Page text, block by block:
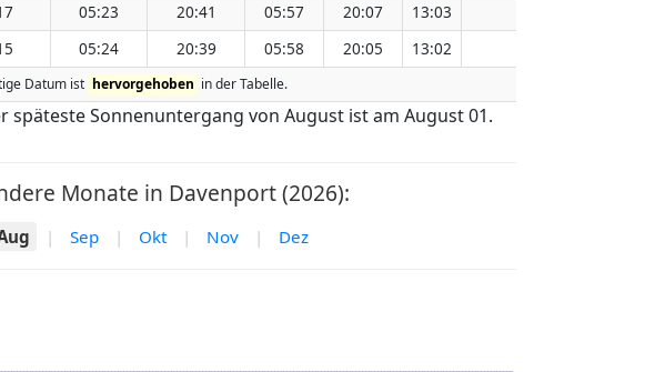
05:23 20:41 05:57 20:07 13:03
05:24 20:39 05:58 20:05 13:02
Datum ist hervorgehoben in der Tabelle.
Sonnenuntergang von August ist am August 01.
Monate in Davenport (2026):
| Sep | Okt | Nov | Dez